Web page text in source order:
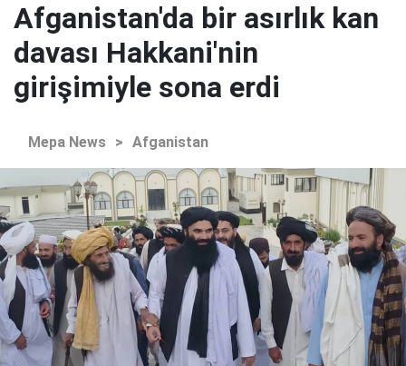
Afganistan'da bir asırlık kan
davası Hakkani'nin
girişimiyle sona erdi
Mepa News > Afganistan